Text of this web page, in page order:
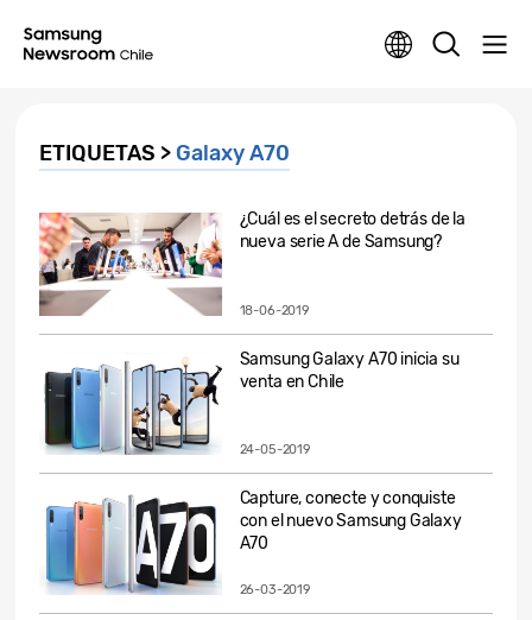
ETIQUETAS > Galaxy A70
¿Cuál es el secreto detrás de la
nueva serie A de Samsung?
18-06-2019
Samsung Galaxy A70 inicia su
venta en Chile
24-05-2019
Capture, conecte y conquiste
con el nuevo Samsung Galaxy
A70
26-03-2019